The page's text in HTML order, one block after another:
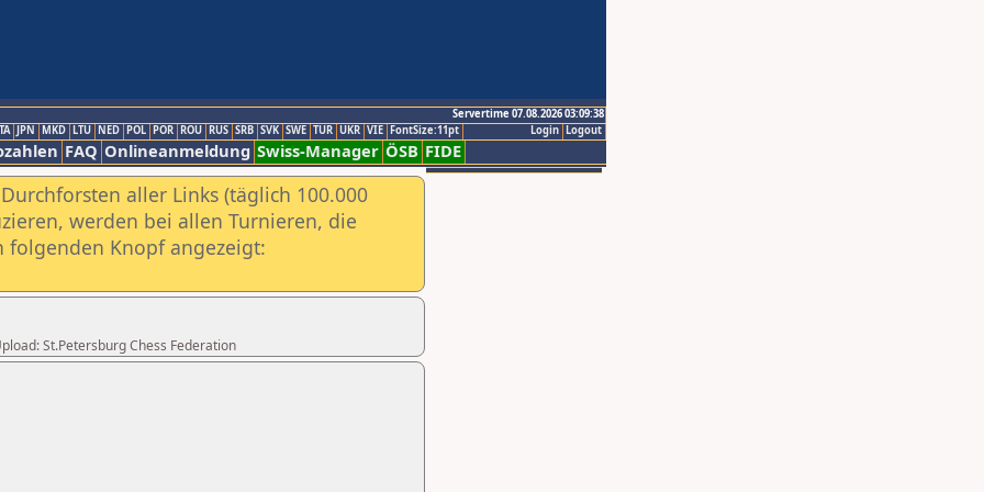
Servertime 07.08.2026 03:09:38
Logout
Login
JPN MKD LTU NED POL POR ROU RUS SRB SVK SWE TUR UKR VIE FontSize:11pt
FAQ Onlineanmeldung Swiss-Manager ÖSB FIDE
aller Links (täglich 100.000
werden bei allen Turnieren, die
folgenden Knopf angezeigt:
St.Petersburg Chess Federation